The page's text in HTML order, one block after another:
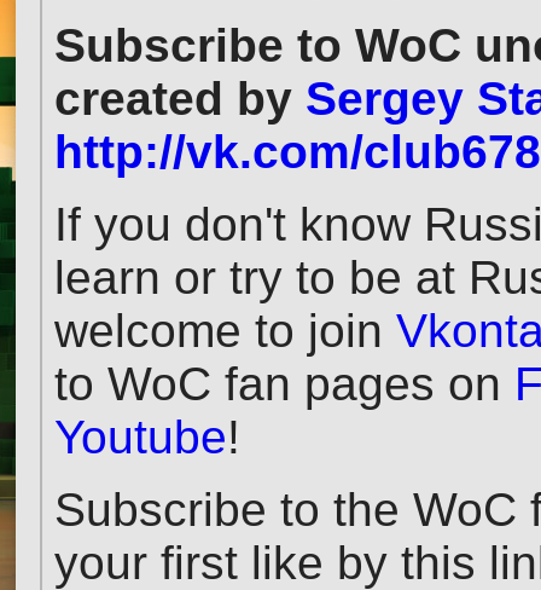
Subscribe to WoC
created by Sergey
http://vk.com/
If you don't know
learn or try to be at
welcome to join
to WoC fan pages on
Youtube!
Subscribe to the
your first like by this